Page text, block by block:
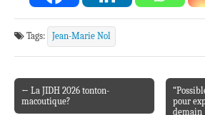
Tags: Jean-Marie Nol
Post navigation
← La JIDH 2026 tonton-
macoutique?
pour
demain